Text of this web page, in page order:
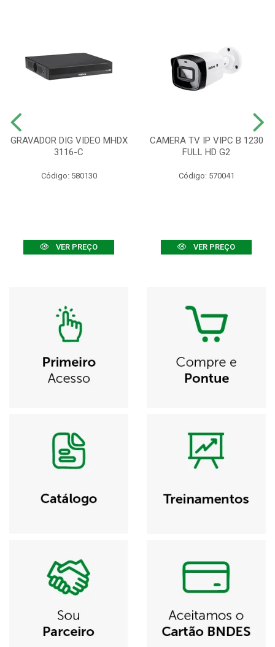
GRAVADOR DIG VIDEO MHDX
3116-C
Código: 580130
VER PREÇO
CAMERA TV IP VIPC B 1230
FULL HD G2
Código: 570041
VER PREÇO